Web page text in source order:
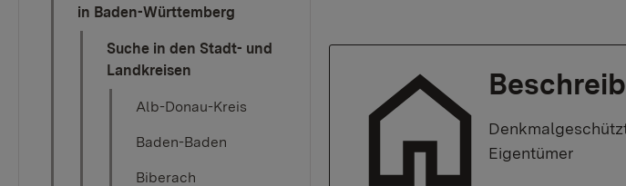
in Baden-Württemberg
Suche in den Stadt- und
Landkreisen
Alb-Donau-Kreis
Baden-Baden
Biberach
Eigentümer